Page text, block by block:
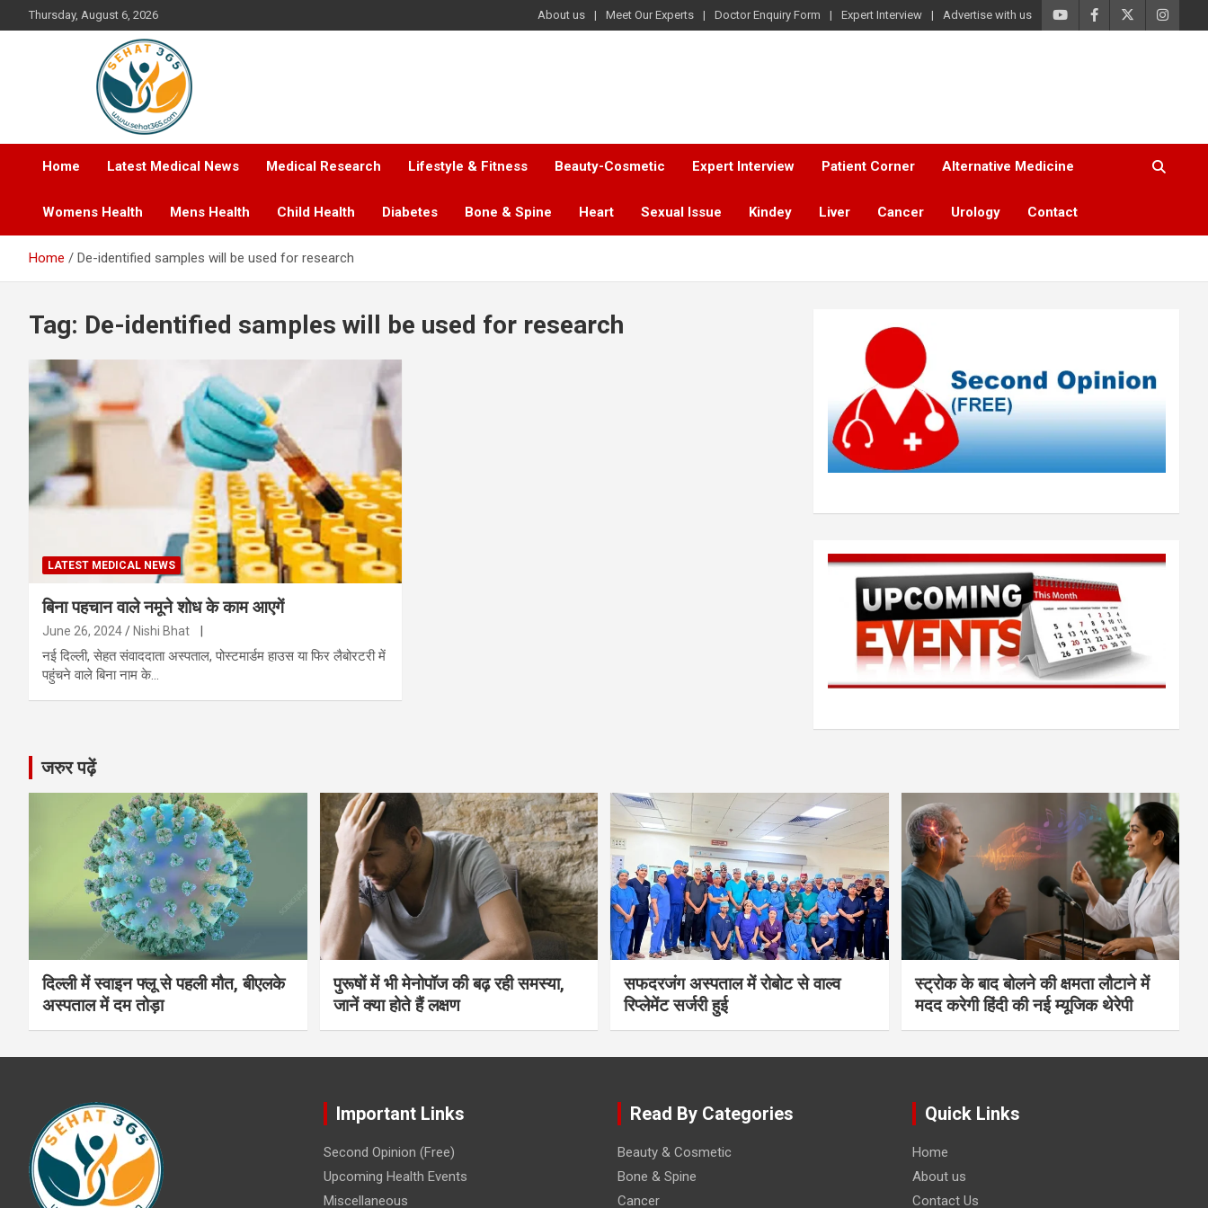
to
Thursday, August 6, 2026 About us Meet Our Experts Doctor Enquiry Form Expert Interview Advertise with us
Sehat365
Your's Complete Health Guide
Home
Latest Medical News Medical Research Lifestyle & Fitness Beauty-Cosmetic Expert Interview Patient Corner Alternative Medicine
Womens Health Mens Health Child Health Diabetes Bone & Spine Heart Sexual Issue Kindey Liver Cancer Urology Contact
Home De-identified samples will be used for research
Tag: De-identified samples will be used for research
LATEST MEDICAL NEWS
बिना पहचान वाले नमूने शोध के काम आएगें
June 26, 2024 Nishi Bhat
नई दिल्ली, सेहत संवाददाता अस्पताल, पोस्टमार्डम हाउस या फिर लैबोरटरी में
पहुंचने वाले बिना नाम के…
जरुर पढ़ें
दिल्ली में स्वाइन फ्लू से पहली मौत, बीएलके
अस्पताल में दम तोड़ा
पुरूषों में भी मेनोपॉज की बढ़ रही समस्या,
जानें क्या होते हैं लक्षण
सफदरजंग अस्पताल में रोबोट से वाल्व
रिप्लेमेंट सर्जरी हुई
स्ट्रोक के बाद बोलने की क्षमता लौटाने में
मदद करेगी हिंदी की नई म्यूजिक थेरेपी
Important Links
Second Opinion (Free)
Upcoming Health Events
Miscellaneous
Read By Categories
Beauty & Cosmetic
Bone & Spine
Cancer
Quick Links
Home
About us
Contact Us